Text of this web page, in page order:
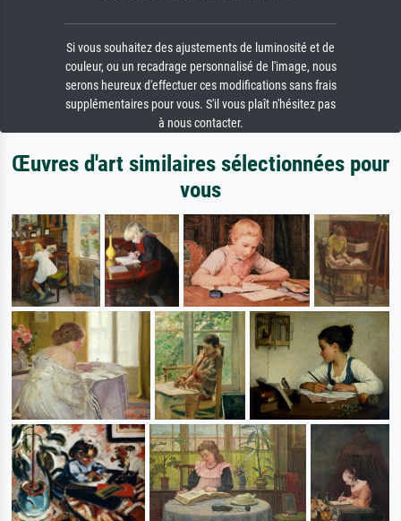
Si vous souhaitez des ajustements de luminosité et de
couleur, ou un recadrage personnalisé de l'image, nous
serons heureux d'effectuer ces modifications sans frais
supplémentaires pour vous. S'il vous plaît n'hésitez pas
à nous contacter.
Œuvres d'art similaires sélectionnées pour
vous